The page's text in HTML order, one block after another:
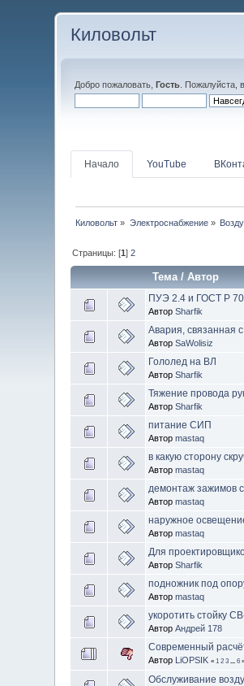
Киловольт
Добро пожаловать,Гость . Пожалуйста,
Начало YouTube
Киловольт » Электроснабжение»
Страницы: [1]2
Тема/Автор
ПУЭ 2.4 и ГОСТ Р
АвторSharfik
Авария, связанная
АвторSaWolisiz
Гололед на ВЛ
АвторSharfik
Тяжение провода
АвторSharfik
питание СИП
Авторmastaq
в какую сторону
Авторmastaq
демонтаж зажимов
Авторmastaq
наружное
Авторmastaq
Для
АвторSharfik
подножник под
Авторmastaq
укоротить стойку
АвторАндрей 178
Современный
Автор LiOPSIK «1 2 3 ...6 »
Обслуживание